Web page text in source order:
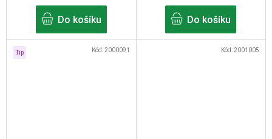
Do košíku Do košíku
Tip Kód:2000091 Kód:2001005